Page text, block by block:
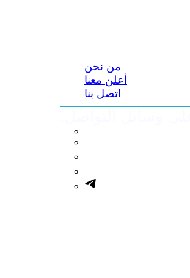
من نحن
أعلن معنا
اتصل بنا